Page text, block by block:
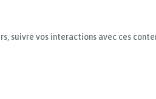
suivre vos interactions avec ces